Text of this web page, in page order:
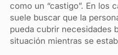
como un “castigo”. En los
suele buscar que la
pueda cubrir necesidades
situación mientras se